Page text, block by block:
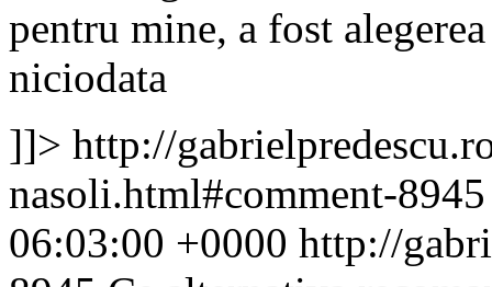
pentru mine, a fost
niciodata
]]> http://
nasoli.html#comment-
06:03:00 +0000 http://